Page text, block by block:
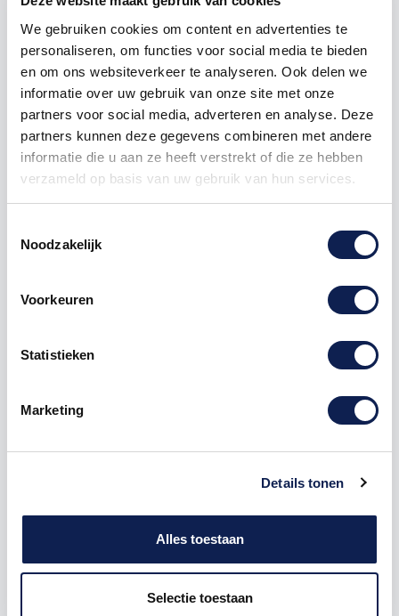
We gebruiken cookies om content en advertenties te
personaliseren, om functies voor social media te bieden
en om ons websiteverkeer te analyseren. Ook delen we
informatie over uw gebruik van onze site met onze
partners voor social media, adverteren en analyse. Deze
partners kunnen deze gegevens combineren met andere
informatie die u aan ze heeft verstrekt of die ze hebben
verzameld op basis van uw gebruik van hun services.
Noodzakelijk
Voorkeuren
Statistieken
Marketing
Details tonen
Alles toestaan
Selectie toestaan
1000 € 2,98 € 2.975,00
Nintendo New Nintendo 3DS
Omschrijving
Complete set (voor en achterkant én de
de plaklaag zitten luchtkanaaltjes, wat betekent dat
Ook worden de stickers voorzien van een speciale
beschermende laminaatlaag, zodat de handheld ook
Welke Nintendo 2DS/3DS heb ik?
De Nintendo 3DS en Nintendo 2DS systemen lijken